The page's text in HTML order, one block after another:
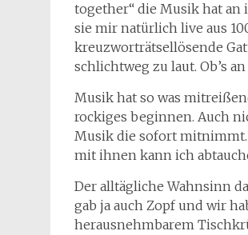
together“ die Musik hat
sie mir natürlich live aus
kreuzworträtsellösende
schlichtweg zu laut. Ob’s
Musik hat so was
rockiges beginnen. Auch
Musik die sofort mitnimmt.
mit ihnen kann ich
Der alltägliche Wahnsinn
gab ja auch Zopf und wir
herausnehmbarem